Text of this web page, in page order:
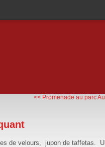
<< Promenade au parc
de velours, jupon de taffetas.